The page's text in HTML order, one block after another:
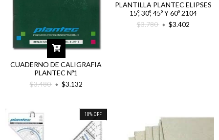
CUADERNO DE CALIGRAFIA
PLANTEC Nº1
$3.480
$3.132
PLANTILLA PLANTEC ELIPSES
15º, 30º, 45º Y 60º 2104
$3.780
$3.402
10% OFF